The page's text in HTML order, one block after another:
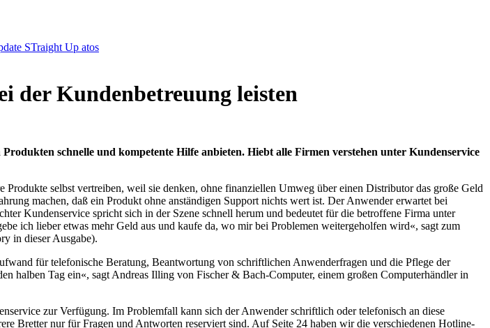
STraight Up atos
der Kundenbetreuung leisten
schnelle und kompetente Hilfe anbieten. Hiebt alle Firmen verstehen unter Kundenservice
selbst vertreiben, weil sie denken, ohne finanziellen Umweg über einen Distributor das große Geld
machen, daß ein Produkt ohne anständigen Support nichts wert ist. Der Anwender erwartet bei
Kundenservice spricht sich in der Szene schnell herum und bedeutet für die betroffene Firma unter
ich lieber etwas mehr Geld aus und kaufe da, wo mir bei Problemen weitergeholfen wird«, sagt zum
in dieser Ausgabe).
für telefonische Beratung, Beantwortung von schriftlichen Anwenderfragen und die Pflege der
halben Tag ein«, sagt Andreas Illing von Fischer & Bach-Computer, einem großen Computerhändler in
zur Verfügung. Im Problemfall kann sich der Anwender schriftlich oder telefonisch an diese
Bretter nur für Fragen und Antworten reserviert sind. Auf Seite 24 haben wir die verschiedenen Hotline-